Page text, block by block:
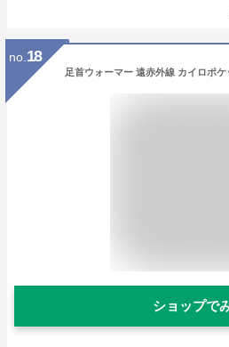
no. 18
ショップで